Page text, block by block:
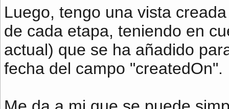
Luego, tengo una vista
de cada etapa, teniendo en
actual) que se ha añadido
fecha del campo "createdOn".